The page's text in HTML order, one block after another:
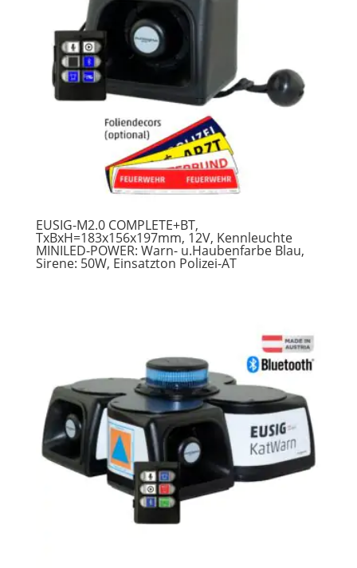
EUSIG-M2.0 COMPLETE+BT,
TxBxH=183x156x197mm, 12V, Kennleuchte
MINILED-POWER: Warn- u.Haubenfarbe Blau,
Sirene: 50W, Einsatzton Polizei-AT